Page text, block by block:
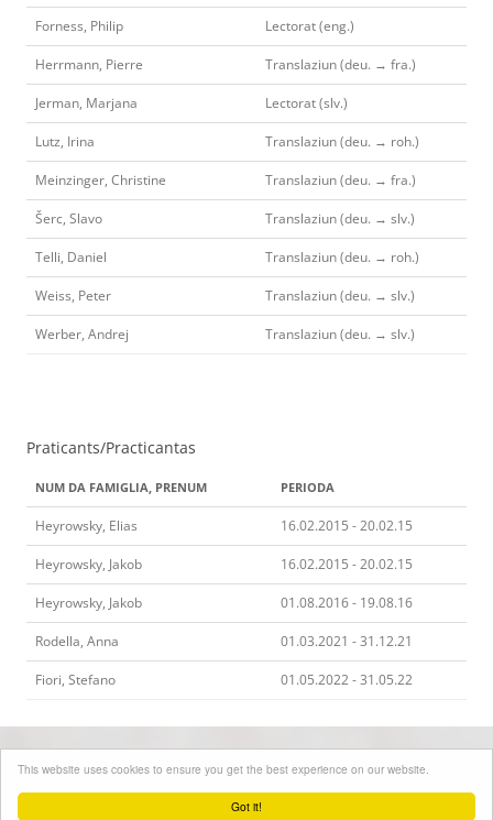
Got it!
This website uses cookies to ensure you get the best experience on our website.
Forness, Philip Lectorat (eng.)
Herrmann, Pierre Translaziun (deu. → fra.)
Jerman, Marjana Lectorat (slv.)
Lutz, Irina Translaziun (deu. → roh.)
Meinzinger, Christine Translaziun (deu. → fra.)
Šerc, Slavo Translaziun (deu. → slv.)
Telli, Daniel Translaziun (deu. → roh.)
Weiss, Peter Translaziun (deu. → slv.)
Werber, Andrej Translaziun (deu. → slv.)
Praticants/Practicantas
NUM DA FAMIGLIA, PRENUM PERIODA
Heyrowsky, Elias 16.02.2015 - 20.02.15
Heyrowsky, Jakob 16.02.2015 - 20.02.15
Heyrowsky, Jakob 01.08.2016 - 19.08.16
Rodella, Anna 01.03.2021 - 31.12.21
Fiori, Stefano 01.05.2022 - 31.05.22
Online seit 2015(!!!)